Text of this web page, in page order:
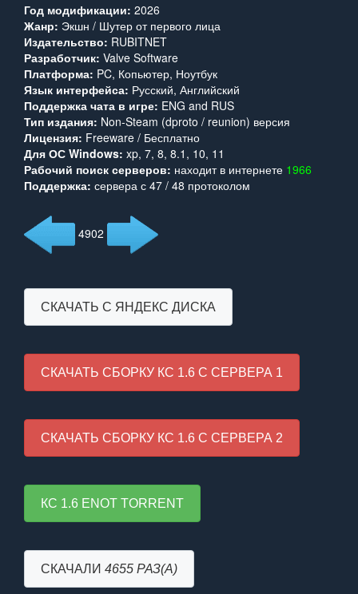
Год модификации: 2026
Жанр: Экшн / Шутер от первого лица
Издательство: RUBITNET
Разработчик: Valve Software
Платформа: PC, Копьютер, Ноутбук
Язык интерфейса: Русский, Английский
Поддержка чата в игре: ENG and RUS
Тип издания: Non-Steam (dproto / reunion) версия
Лицензия: Freeware / Бесплатно
Для ОС Windows: xp, 7, 8, 8.1, 10, 11
Рабочий поиск серверов: находит в интернете 1966
Поддержка: сервера с 47 / 48 протоколом
4902
СКАЧАТЬ С ЯНДЕКС ДИСКА
СКАЧАТЬ СБОРКУ КС 1.6 С СЕРВЕРА 1
СКАЧАТЬ СБОРКУ КС 1.6 С СЕРВЕРА 2
КС 1.6 ENOT TORRENT
СКАЧАЛИ 4655 РАЗ(А)